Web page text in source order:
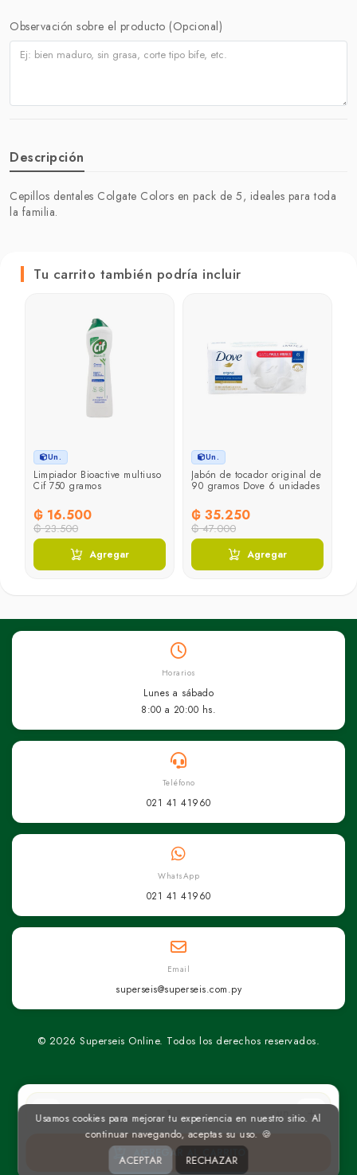
un
AGREGAR AL CARRITO
Observación sobre el producto (Opcional)
Descripción
Cepillos dentales Colgate Colors en pack de 5, ideales para toda
la familia.
Tu carrito también podría incluir
Un.
Limpiador Bioactive multiuso
Cif 750 gramos
₲ 16.500
₲ 23.500
Agregar
Un.
Jabón de tocador original de
90 gramos Dove 6 unidades
₲ 35.250
₲ 47.000
Agregar
Horarios
Lunes a sábado
8:00 a 20:00 hs.
Teléfono
021 41 41960
WhatsApp
021 41 41960
Email
superseis@superseis.com.py
© 2026 Superseis Online. Todos los derechos reservados.
Usamos cookies para mejorar tu experiencia en nuestro sitio. Al
continuar navegando, aceptas su uso. 🍪
ACEPTAR RECHAZAR